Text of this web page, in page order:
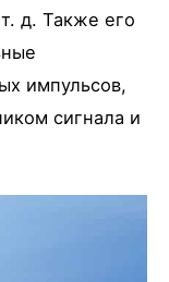
д. Также его
импульсов,
сигнала и